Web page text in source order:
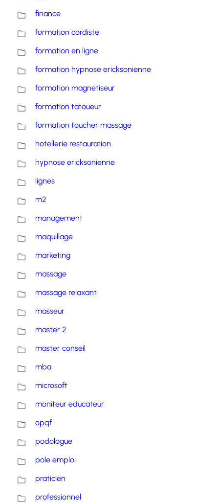
finance
formation cordiste
formation en ligne
formation hypnose ericksonienne
formation magnetiseur
formation tatoueur
formation toucher massage
hotellerie restauration
hypnose ericksonienne
lignes
m2
management
maquillage
marketing
massage
massage relaxant
masseur
master 2
master conseil
mba
microsoft
moniteur educateur
opqf
podologue
pole emploi
praticien
professionnel